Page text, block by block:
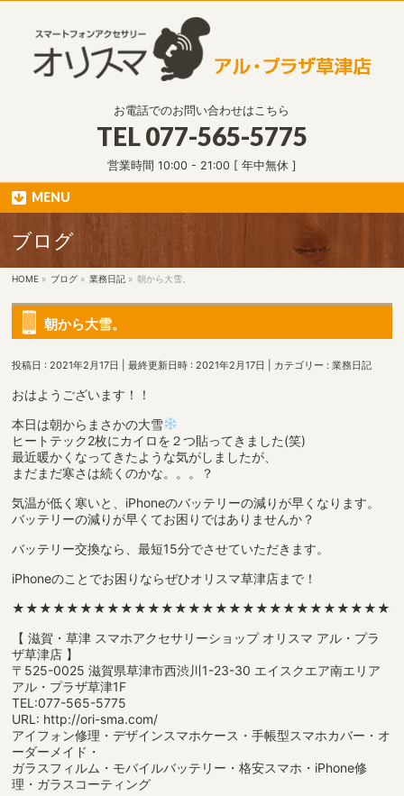
お電話でのお問い合わせはこちら
TEL077-565-5775
営業時間 10:00 - 21:00 [ 年中無休 ]
MENU
ブログ
HOME » ブログ » 業務日記 » 朝から大雪。
朝から大雪。
投稿日 : 2021年2月17日 最終更新日時 : 2021年2月17日 カテゴリー :業務日記
おはようございます！！
本日は朝からまさかの大雪
ヒートテック2枚にカイロを２つ貼ってきました(笑)
最近暖かくなってきたような気がしましたが、
まだまだ寒さは続くのかな。。。？
気温が低く寒いと、iPhoneのバッテリーの減りが早くなります。
バッテリーの減りが早くてお困りではありませんか？
バッテリー交換なら、最短15分でさせていただきます。
iPhoneのことでお困りならぜひオリスマ草津店まで！
【 滋賀・草津 スマホアクセサリーショップ オリスマ アル・プラ
ザ草津店 】
〒525-0025 滋賀県草津市西渋川1-23-30 エイスクエア南エリア
アル・プラザ草津1F
TEL:077-565-5775
URL: http://ori-sma.com/
アイフォン修理・デザインスマホケース・手帳型スマホカバー・オ
ーダーメイド・
ガラスフィルム・モバイルバッテリー・格安スマホ・iPhone修
理・ガラスコーティング